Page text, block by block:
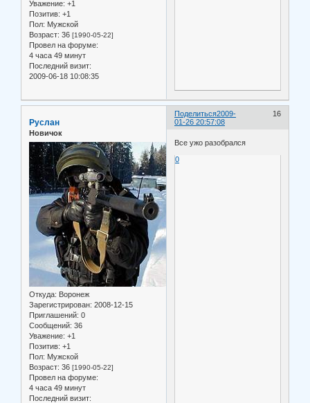
Уважение: +1
Позитив: +1
Пол: Мужской
Возраст: 36 [1990-05-22]
Провел на форуме:
4 часа 49 минут
Последний визит:
2009-06-18 10:08:35
Поделиться 16
2009-
01-26 20:57:08
Руслан
Новичок
Откуда: Воронеж
Зарегистрирован: 2008-12-15
Приглашений: 0
Сообщений: 36
Уважение: +1
Позитив: +1
Пол: Мужской
Возраст: 36 [1990-05-22]
Провел на форуме:
4 часа 49 минут
Последний визит:
Все ужо разобрался
0